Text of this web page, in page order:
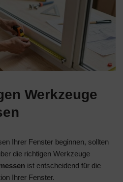
Werkzeuge
Ihrer Fenster beginnen, sollten
die richtigen Werkzeuge
ist entscheidend für die
Ihrer Fenster.